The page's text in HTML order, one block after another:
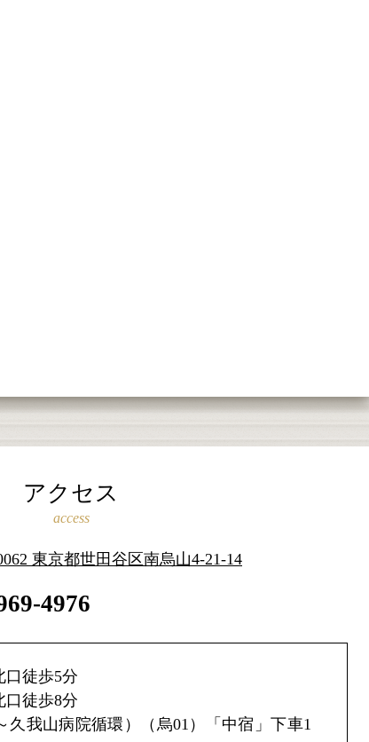
アクセス
access
東京都世田谷区南烏山4-21-14
4976
口徒歩5分
口徒歩8分
久我山病院循環）（烏01）「中宿」下車1